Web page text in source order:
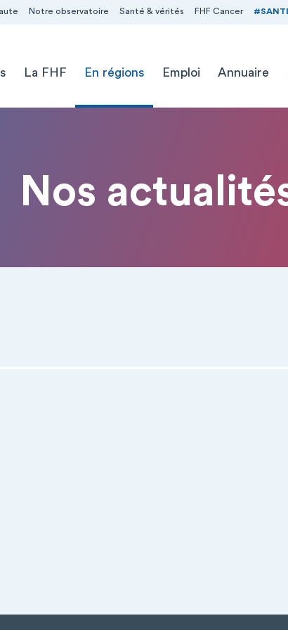
Notre observatoire Santé & vérités FHF Cancer
La FHF En régions Emploi Annuaire
Nos